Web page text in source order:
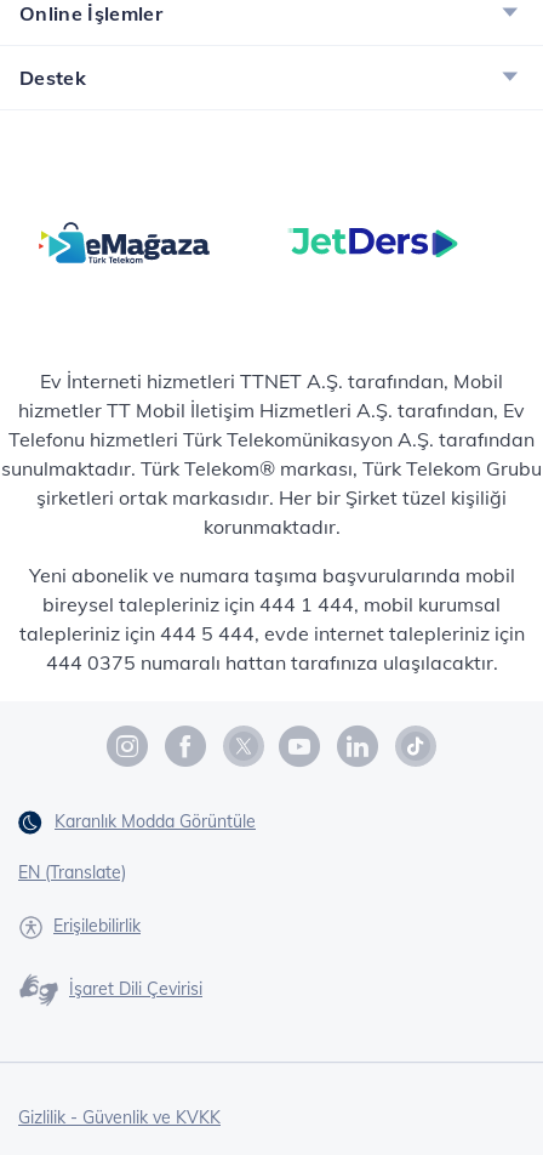
Online İşlemler
Destek
Ev İnterneti hizmetleri TTNET A.Ş. tarafından, Mobil
hizmetler TT Mobil İletişim Hizmetleri A.Ş. tarafından, Ev
Telefonu hizmetleri Türk Telekomünikasyon A.Ş. tarafından
sunulmaktadır. Türk Telekom® markası, Türk Telekom Grubu
şirketleri ortak markasıdır. Her bir Şirket tüzel kişiliği
korunmaktadır.
Yeni abonelik ve numara taşıma başvurularında mobil
bireysel talepleriniz için 444 1 444, mobil kurumsal
talepleriniz için 444 5 444, evde internet talepleriniz için
444 0375 numaralı hattan tarafınıza ulaşılacaktır.
Karanlık Modda Görüntüle
EN (Translate)
Erişilebilirlik
İşaret Dili Çevirisi
Gizlilik - Güvenlik ve KVKK